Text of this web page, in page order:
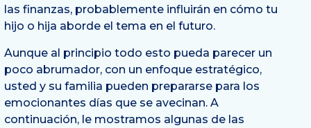
las finanzas, probablemente influirán en cómo tu
hijo o hija aborde el tema en el futuro.
Aunque al principio todo esto pueda parecer un
poco abrumador, con un enfoque estratégico,
usted y su familia pueden prepararse para los
emocionantes días que se avecinan. A
continuación, le mostramos algunas de las